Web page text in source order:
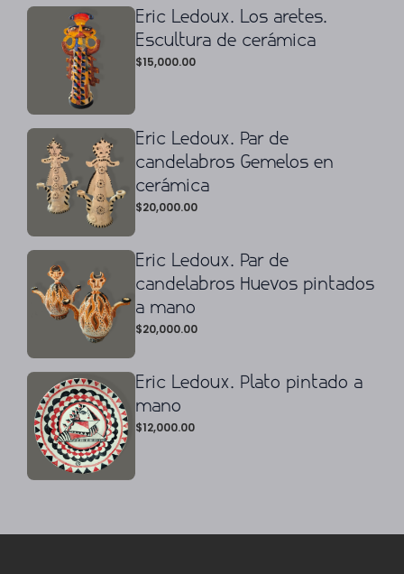
Eric Ledoux. Los aretes.
Escultura de cerámica
$15,000.00
Eric Ledoux. Par de
candelabros Gemelos en
cerámica
$20,000.00
Eric Ledoux. Par de
candelabros Huevos pintados
a mano
$20,000.00
Eric Ledoux. Plato pintado a
mano
$12,000.00